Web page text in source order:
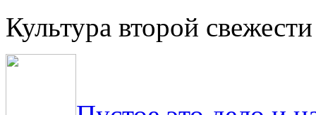
Культура второй свежести